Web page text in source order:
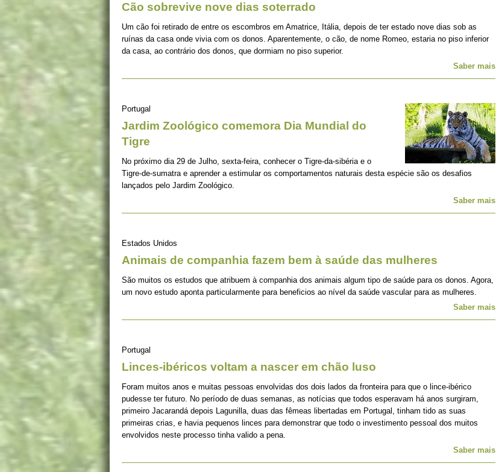
Cão sobrevive nove dias soterrado
Um cão foi retirado de entre os escombros em Amatrice, Itália, depois de ter estado nove dias sob as
ruínas da casa onde vivia com os donos. Aparentemente, o cão, de nome Romeo, estaria no piso inferior
da casa, ao contrário dos donos, que dormiam no piso superior.
Saber mais
Portugal
Jardim Zoológico comemora Dia Mundial do
Tigre
No próximo dia 29 de Julho, sexta-feira, conhecer o Tigre-da-sibéria e o
Tigre-de-sumatra e aprender a estimular os comportamentos naturais desta espécie são os desafios
lançados pelo Jardim Zoológico.
Saber mais
Estados Unidos
Animais de companhia fazem bem à saúde das mulheres
São muitos os estudos que atribuem à companhia dos animais algum tipo de saúde para os donos. Agora,
um novo estudo aponta particularmente para beneficios ao nível da saúde vascular para as mulheres.
Saber mais
Portugal
Linces-ibéricos voltam a nascer em chão luso
Foram muitos anos e muitas pessoas envolvidas dos dois lados da fronteira para que o lince-ibérico
pudesse ter futuro. No período de duas semanas, as notícias que todos esperavam há anos surgiram,
primeiro Jacarandá depois Lagunilla, duas das fêmeas libertadas em Portugal, tinham tido as suas
primeiras crias, e havia pequenos linces para demonstrar que todo o investimento pessoal dos muitos
envolvidos neste processo tinha valido a pena.
Saber mais